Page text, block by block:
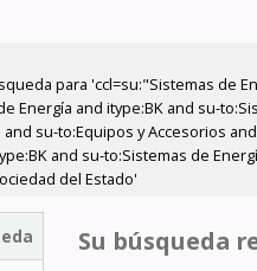
para 'ccl=su:"Sistemas de
Energía and itype:BK and su-
su-to:Equipos y Accesorios
and su-to:Sistemas de
del Estado'
Su búsqueda